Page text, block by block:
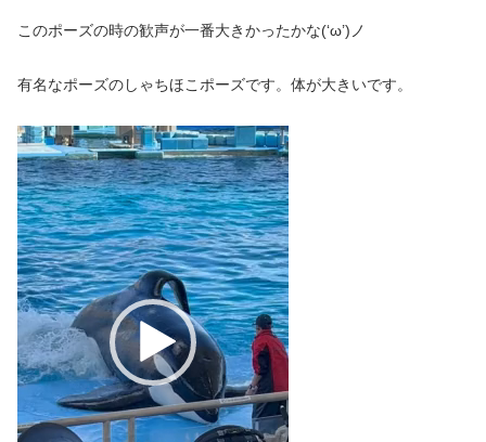
このポーズの時の歓声が一番大きかったかな(‘ω’)ノ
有名なポーズのしゃちほこポーズです。体が大きいです。
動
画
プ
レ
ー
ヤ
ー